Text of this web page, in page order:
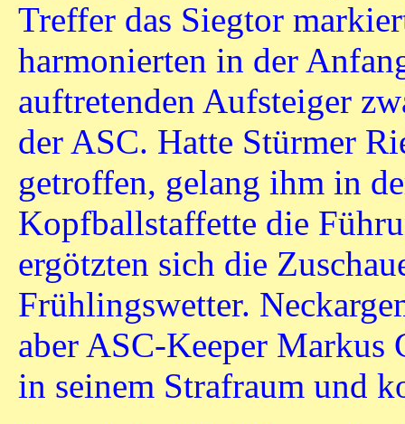
Treffer das Siegtor
harmonierten in der
auftretenden Aufsteiger
der ASC. Hatte Stürmer
getroffen, gelang ihm in
Kopfballstaffette die
ergötzten sich die
Frühlingswetter.
aber ASC-Keeper Markus
in seinem Strafraum und